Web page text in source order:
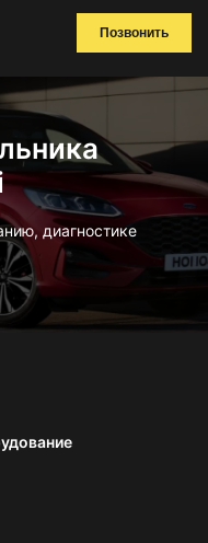
Позвонить
диагностике